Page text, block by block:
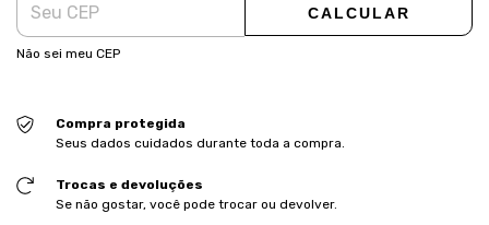
CALCULAR
Não sei meu CEP
Compra protegida
Seus dados cuidados durante toda a compra.
Trocas e devoluções
Se não gostar, você pode trocar ou devolver.